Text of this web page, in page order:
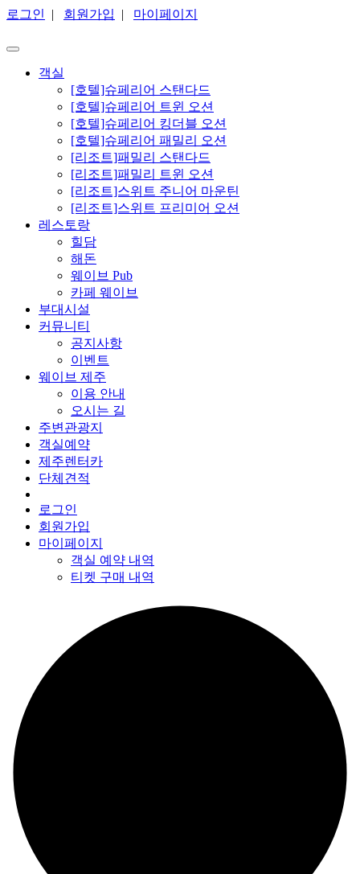
로그인 | 회원가입 | 마이페이지
객실
[호텔]슈페리어 스탠다드
[호텔]슈페리어 트윈 오션
[호텔]슈페리어 킹더블 오션
[호텔]슈페리어 패밀리 오션
[리조트]패밀리 스탠다드
[리조트]패밀리 트윈 오션
[리조트]스위트 주니어 마운틴
[리조트]스위트 프리미어 오션
레스토랑
힐담
해돈
웨이브 Pub
카페 웨이브
부대시설
커뮤니티
공지사항
이벤트
웨이브 제주
이용 안내
오시는 길
주변관광지
객실예약
제주렌터카
단체견적
로그인
회원가입
마이페이지
객실 예약 내역
티켓 구매 내역